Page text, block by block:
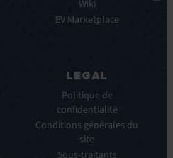
Infographies
Brochures
Communiqués
presse
Wiki
EV Marketplace
LEGAL
Politique de
confidentialité
Conditions générales du
site
Sous-traitants